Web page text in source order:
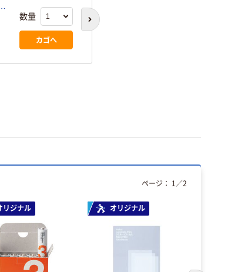
数量
カゴへ
次のスライドへ
リジナル オリジナル
ページ： 1 ／2